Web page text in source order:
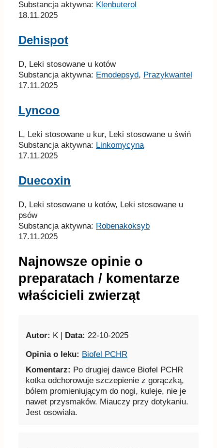
Substancja aktywna: Klenbuterol
18.11.2025
Dehispot
D, Leki stosowane u kotów
Substancja aktywna: Emodepsyd, Prazykwantel
17.11.2025
Lyncoo
L, Leki stosowane u kur, Leki stosowane u świń
Substancja aktywna: Linkomycyna
17.11.2025
Duecoxin
D, Leki stosowane u kotów, Leki stosowane u
psów
Substancja aktywna: Robenakoksyb
17.11.2025
Najnowsze opinie o
preparatach / komentarze
właścicieli zwierząt
Autor: K | Data: 22-10-2025
Opinia o leku: Biofel PCHR
Komentarz: Po drugiej dawce Biofel PCHR
kotka odchorowuje szczepienie z gorączką,
bólem promieniującym do nogi, kuleje, nie je
nawet przysmaków. Miauczy przy dotykaniu.
Jest osowiała.